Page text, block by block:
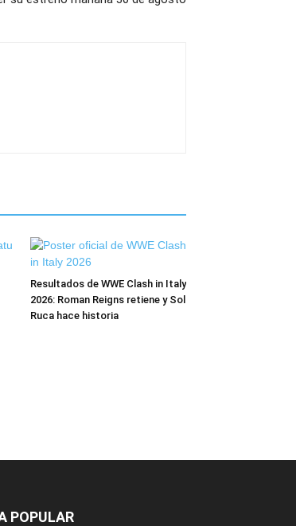
Resultados de WWE Clash in Italy
2026: Roman Reigns retiene y Sol
Ruca hace historia
POPULAR